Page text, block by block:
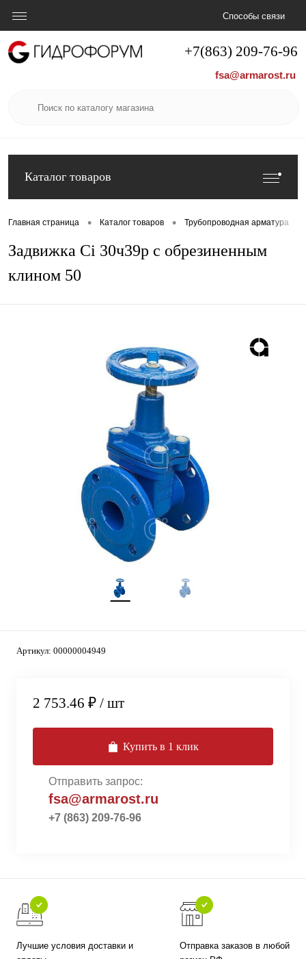
+7(863) 209-76-96
fsa@armarost.ru
Способы связи
Каталог товаров
Главная страница • Каталог товаров • Трубопроводная арматура
Задвижка Ci 30ч39р с обрезиненным
клином 50
Артикул: 00000004949
2 753.46 ₽ / шт
Купить в 1 клик
Отправить запрос:
fsa@armarost.ru
+7 (863) 209-76-96
Лучшие условия доставки и
Отправка заказов в любой